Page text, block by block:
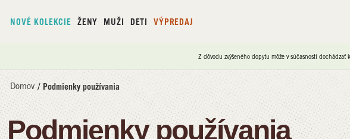
NOVÉ KOLEKCIE ŽENY MUŽI DETI VÝPREDAJ
Z dôvodu zvýšeného dopytu môže v súčasnosti
Domov / Podmienky používania
Podmienky používania